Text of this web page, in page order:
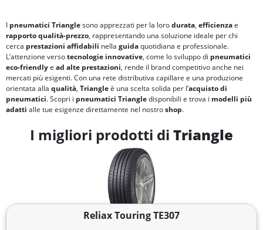
I pneumatici Trianglesono apprezzati per la lorodurata, efficienzae
rapporto qualità-prezzo, rappresentando una soluzione ideale per chi
cerca prestazioni affidabili nella guidaquotidiana e professionale.
L’attenzione versotecnologie innovative, come lo sviluppo di pneumatici
eco-friendlye ad alte prestazioni, rende il brand competitivo anche nei
mercati più esigenti. Con una rete distributiva capillare e una produzione
orientata alla qualità, Triangleè una scelta solida per l’acquisto di
pneumatici. Scopri i pneumatici Triangledisponibili e trova i modelli più
adatti alle tue esigenze direttamente nel nostroshop.
I migliori prodotti di Triangle
Reliax Touring TE307